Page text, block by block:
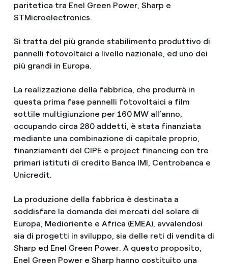
paritetica tra Enel Green Power, Sharp e
STMicroelectronics.
Si tratta del più grande stabilimento produttivo di
pannelli fotovoltaici a livello nazionale, ed uno dei
più grandi in Europa.
La realizzazione della fabbrica, che produrrà in
questa prima fase pannelli fotovoltaici a film
sottile multigiunzione per 160 MW all’anno,
occupando circa 280 addetti, è stata finanziata
mediante una combinazione di capitale proprio,
finanziamenti del CIPE e project financing con tre
primari istituti di credito Banca IMI, Centrobanca e
Unicredit.
La produzione della fabbrica è destinata a
soddisfare la domanda dei mercati del solare di
Europa, Medioriente e Africa (EMEA), avvalendosi
sia di progetti in sviluppo, sia delle reti di vendita di
Sharp ed Enel Green Power. A questo proposito,
Enel Green Power e Sharp hanno costituito una